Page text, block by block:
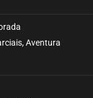
Aventura